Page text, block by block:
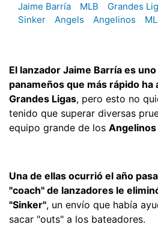
Jaime Barría MLB Grandes
Sinker
Angels Angelinos
El lanzador Jaime Barría es
panameños que más rápido ha
Grandes Ligas, pero esto no
tenido que superar diversas
equipo grande de los
Una de ellas ocurrió el año
"coach" de lanzadores le
"Sinker", un envío que había
sacar "outs" a los bateadores.